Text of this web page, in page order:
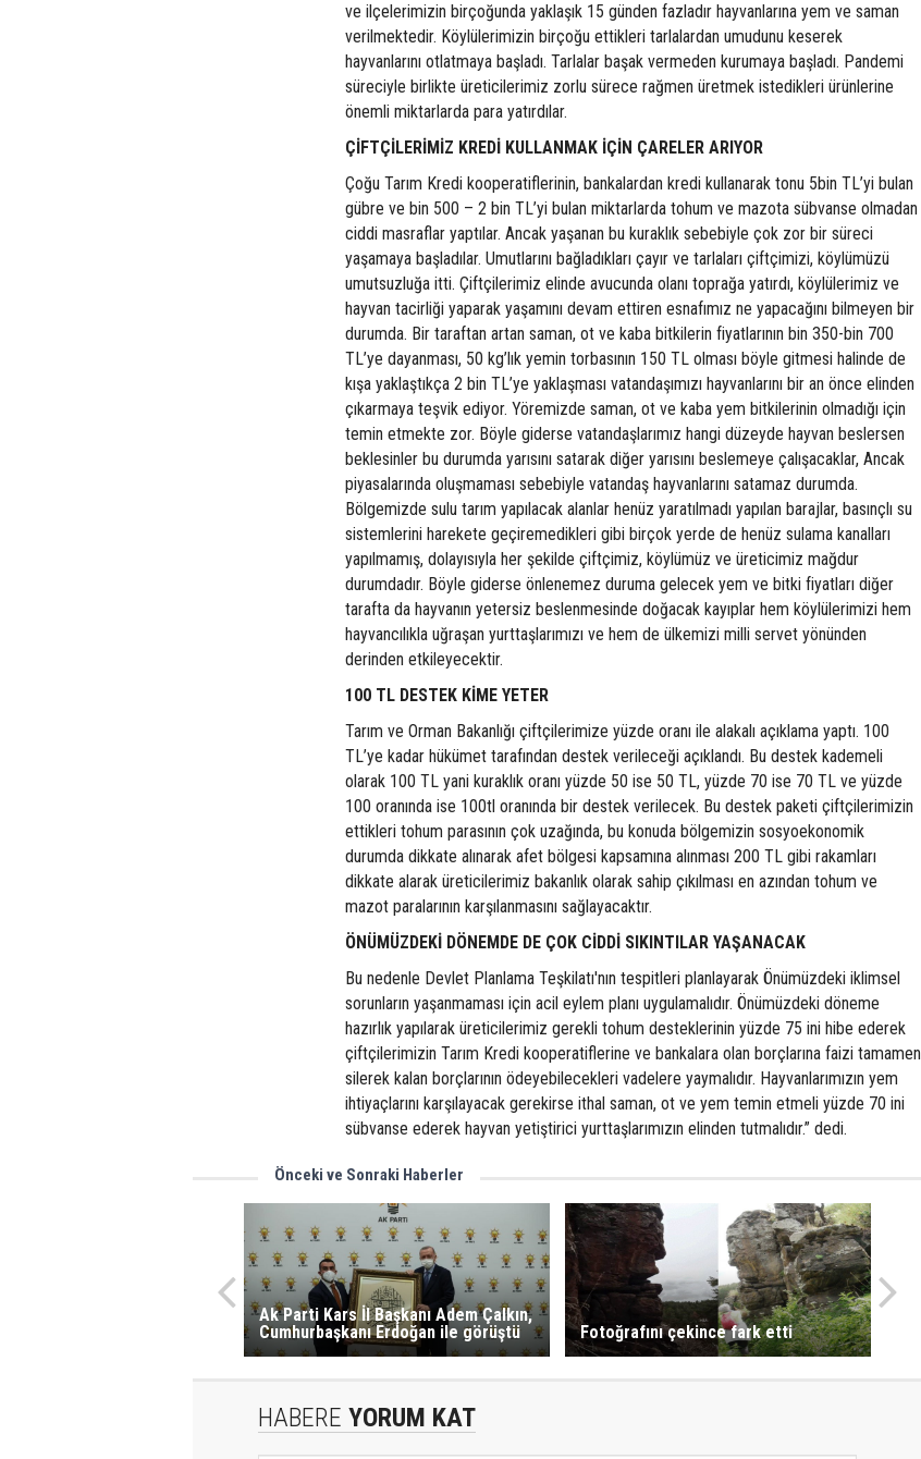
ve ilçelerimizin birçoğunda yaklaşık 15 günden fazladır hayvanlarına yem ve saman
verilmektedir. Köylülerimizin birçoğu ettikleri tarlalardan umudunu keserek
hayvanlarını otlatmaya başladı. Tarlalar başak vermeden kurumaya başladı. Pandemi
süreciyle birlikte üreticilerimiz zorlu sürece rağmen üretmek istedikleri ürünlerine
önemli miktarlarda para yatırdılar.
ÇİFTÇİLERİMİZ KREDİ KULLANMAK İÇİN ÇARELER ARIYOR
Çoğu Tarım Kredi kooperatiflerinin, bankalardan kredi kullanarak tonu 5bin TL’yi bulan
gübre ve bin 500 – 2 bin TL’yi bulan miktarlarda tohum ve mazota sübvanse olmadan
ciddi masraflar yaptılar. Ancak yaşanan bu kuraklık sebebiyle çok zor bir süreci
yaşamaya başladılar. Umutlarını bağladıkları çayır ve tarlaları çiftçimizi, köylümüzü
umutsuzluğa itti. Çiftçilerimiz elinde avucunda olanı toprağa yatırdı, köylülerimiz ve
hayvan tacirliği yaparak yaşamını devam ettiren esnafımız ne yapacağını bilmeyen bir
durumda. Bir taraftan artan saman, ot ve kaba bitkilerin fiyatlarının bin 350-bin 700
TL’ye dayanması, 50 kg’lık yemin torbasının 150 TL olması böyle gitmesi halinde de
kışa yaklaştıkça 2 bin TL’ye yaklaşması vatandaşımızı hayvanlarını bir an önce elinden
çıkarmaya teşvik ediyor. Yöremizde saman, ot ve kaba yem bitkilerinin olmadığı için
temin etmekte zor. Böyle giderse vatandaşlarımız hangi düzeyde hayvan beslersen
beklesinler bu durumda yarısını satarak diğer yarısını beslemeye çalışacaklar, Ancak
piyasalarında oluşmaması sebebiyle vatandaş hayvanlarını satamaz durumda.
Bölgemizde sulu tarım yapılacak alanlar henüz yaratılmadı yapılan barajlar, basınçlı su
sistemlerini harekete geçiremedikleri gibi birçok yerde de henüz sulama kanalları
yapılmamış, dolayısıyla her şekilde çiftçimiz, köylümüz ve üreticimiz mağdur
durumdadır. Böyle giderse önlenemez duruma gelecek yem ve bitki fiyatları diğer
tarafta da hayvanın yetersiz beslenmesinde doğacak kayıplar hem köylülerimizi hem
hayvancılıkla uğraşan yurttaşlarımızı ve hem de ülkemizi milli servet yönünden
derinden etkileyecektir.
100 TL DESTEK KİME YETER
Tarım ve Orman Bakanlığı çiftçilerimize yüzde oranı ile alakalı açıklama yaptı. 100
TL’ye kadar hükümet tarafından destek verileceği açıklandı. Bu destek kademeli
olarak 100 TL yani kuraklık oranı yüzde 50 ise 50 TL, yüzde 70 ise 70 TL ve yüzde
100 oranında ise 100tl oranında bir destek verilecek. Bu destek paketi çiftçilerimizin
ettikleri tohum parasının çok uzağında, bu konuda bölgemizin sosyoekonomik
durumda dikkate alınarak afet bölgesi kapsamına alınması 200 TL gibi rakamları
dikkate alarak üreticilerimiz bakanlık olarak sahip çıkılması en azından tohum ve
mazot paralarının karşılanmasını sağlayacaktır.
ÖNÜMÜZDEKİ DÖNEMDE DE ÇOK CİDDİ SIKINTILAR YAŞANACAK
Bu nedenle Devlet Planlama Teşkilatı'nın tespitleri planlayarak Önümüzdeki iklimsel
sorunların yaşanmaması için acil eylem planı uygulamalıdır. Önümüzdeki döneme
hazırlık yapılarak üreticilerimiz gerekli tohum desteklerinin yüzde 75 ini hibe ederek
çiftçilerimizin Tarım Kredi kooperatiflerine ve bankalara olan borçlarına faizi tamamen
silerek kalan borçlarının ödeyebilecekleri vadelere yaymalıdır. Hayvanlarımızın yem
ihtiyaçlarını karşılayacak gerekirse ithal saman, ot ve yem temin etmeli yüzde 70 ini
sübvanse ederek hayvan yetiştirici yurttaşlarımızın elinden tutmalıdır.” dedi.
Önceki ve Sonraki Haberler
Ak Parti Kars İl Başkanı Adem Çalkın,
Cumhurbaşkanı Erdoğan ile görüştü
Fotoğrafını çekince fark etti
HABERE YORUM KAT